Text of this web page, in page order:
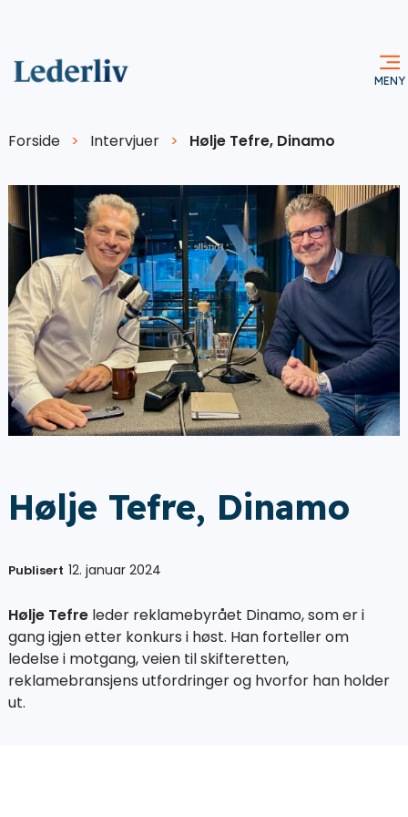
Forside > Intervjuer > Hølje Tefre, Dinamo
Hølje Tefre, Dinamo
Publisert 12. januar 2024
Hølje Tefreleder reklamebyrået Dinamo, som er i
gang igjen etter konkurs i høst. Han forteller om
ledelse i motgang, veien til skifteretten,
reklamebransjens utfordringer og hvorfor han holder
ut.